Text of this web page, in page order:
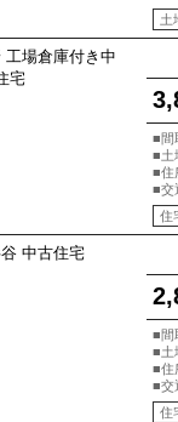
土
■間
■土
■住
■交
住
■間
■土
■住
■交
住